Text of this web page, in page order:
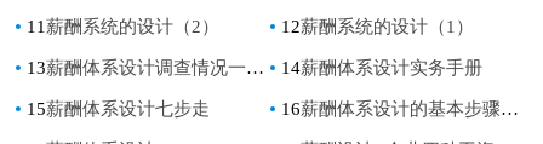
11薪酬系统的设计（2） 12薪酬系统的设计（1）
13薪酬体系设计调查情况一览表 14薪酬体系设计实务手册
15薪酬体系设计七步走 16薪酬体系设计的基本步骤与内容